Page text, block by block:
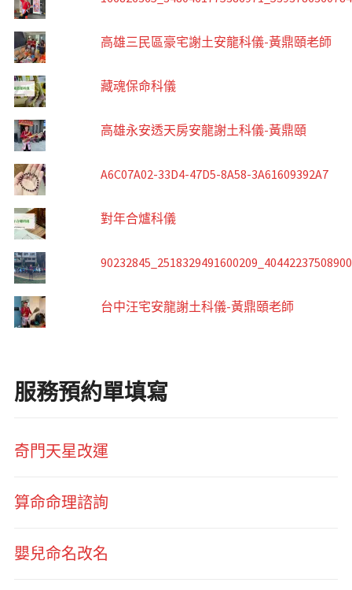
高雄三民區豪宅謝土安龍科儀-黃鼎頤老師
藏魂保命科儀
高雄永安透天房安龍謝土科儀-黃鼎頤
A6C07A02-33D4-47D5-8A58-3A61609392A7
對年合爐科儀
台中汪宅安龍謝土科儀-黃鼎頤老師
服務預約單填寫
奇門天星改運
算命命理諮詢
嬰兒命名改名